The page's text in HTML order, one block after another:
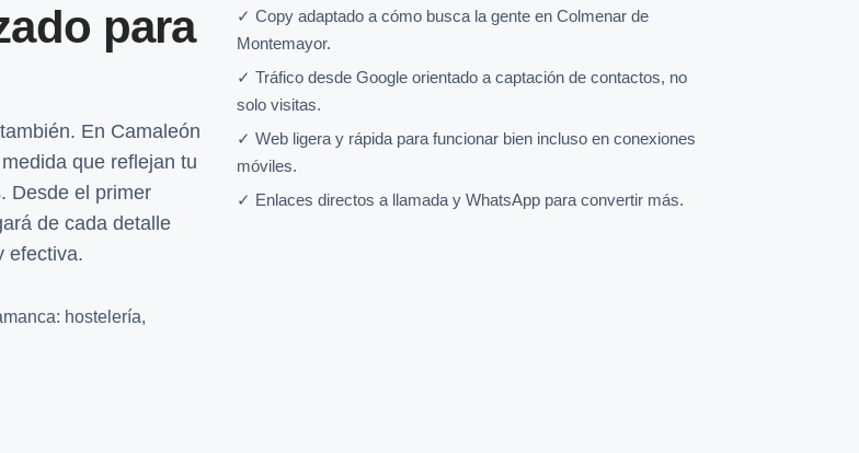
para
En Camaleón
que reflejan tu
Desde el primer
de cada detalle
efectiva.
hostelería,
✓ Copy adaptado a cómo busca la gente en Colmenar de
Montemayor.
✓ Tráfico desde Google orientado a captación de contactos, no
solo visitas.
✓ Web ligera y rápida para funcionar bien incluso en conexiones
móviles.
✓ Enlaces directos a llamada y WhatsApp para convertir más.